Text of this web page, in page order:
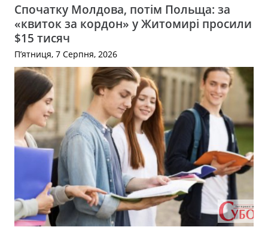
Спочатку Молдова, потім Польща: за
«квиток за кордон» у Житомирі просили
$15 тисяч
П’ятниця, 7 Серпня, 2026